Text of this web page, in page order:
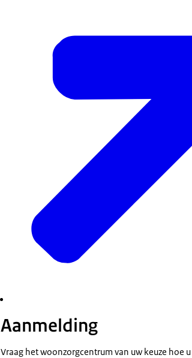
Aanmelding
Vraag het woonzorgcentrum van uw keuze hoe